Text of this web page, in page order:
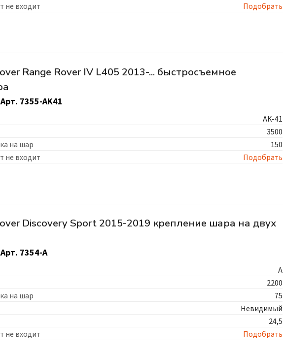
не входит
Подобрать
Range Rover IV L405 2013-... быстросъемное
Арт. 7355-AK41
AK-41
3500
на шар
150
не входит
Подобрать
Discovery Sport 2015-2019 крепление шара на двух
Арт. 7354-A
A
2200
на шар
75
Невидимый
24,5
не входит
Подобрать